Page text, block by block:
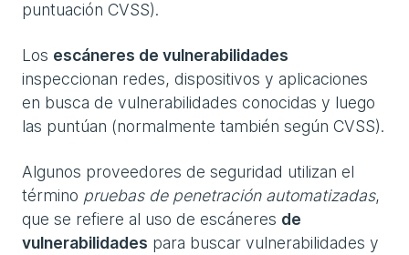
puntuación CVSS).
Los escáneres de vulnerabilidades
inspeccionan redes, dispositivos y aplicaciones
en busca de vulnerabilidades conocidas y luego
las puntúan (normalmente también según CVSS).
Algunos proveedores de seguridad utilizan el
término pruebas de penetración automatizadas,
que se refiere al uso de escáneres de
vulnerabilidades para buscar vulnerabilidades y